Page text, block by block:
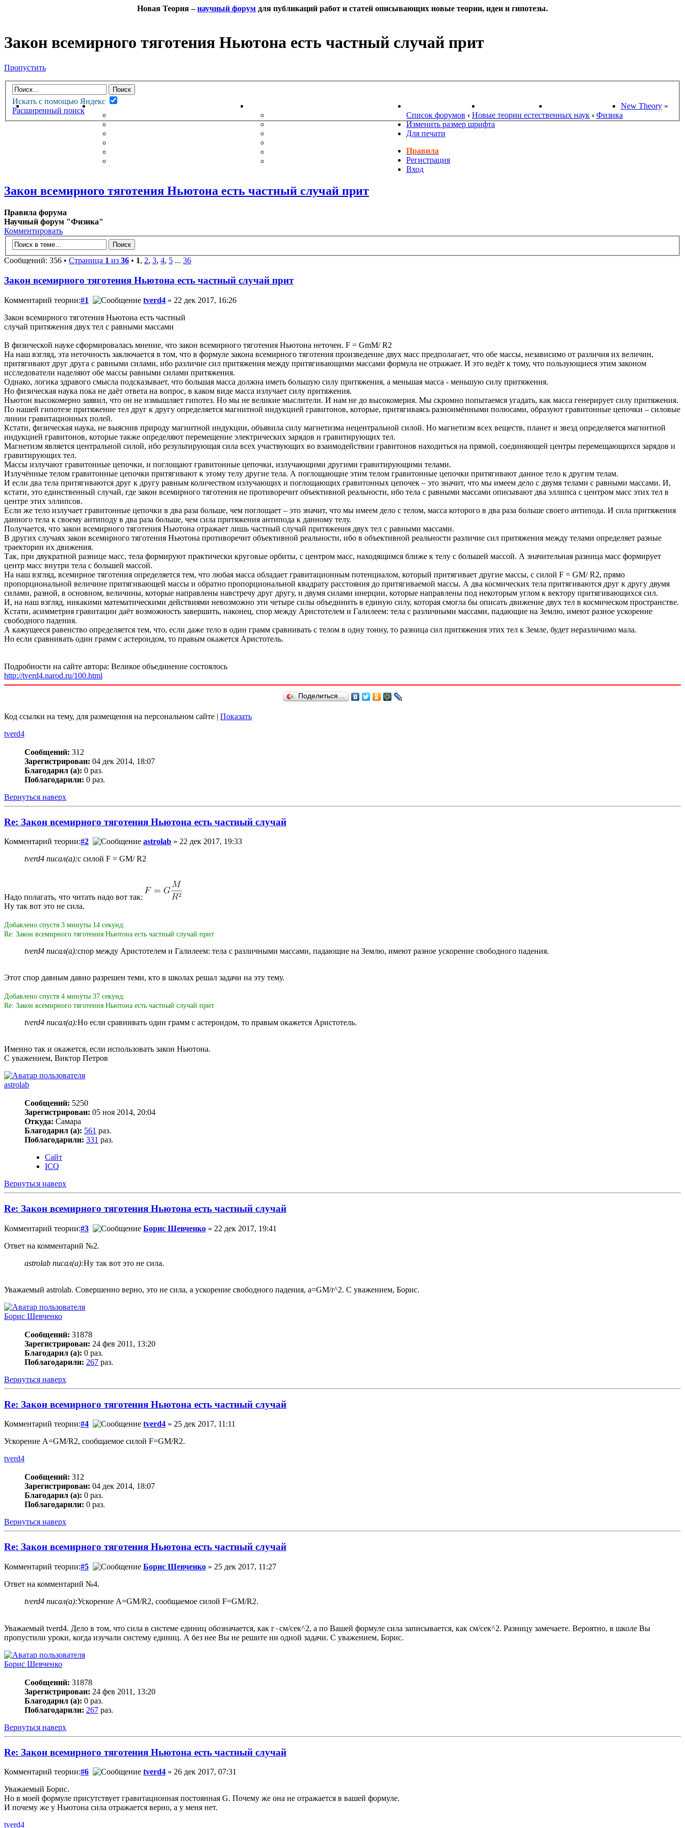
Новая Теория –научный форум для публикаций работ и статей описывающих новые теории, идеи и гипотезы.
Закон всемирного тяготения Ньютона есть частный случай прит
Пропустить
Искать с помощью Яндекс
Расширенный поиск
НОВАЯ ТЕОРИЯФОРУМ
НЕПРОЧИТАННЫЕ СООБЩЕНИЯ
ПОЖЕЛАНИЯ
НОВОСТИ НАУКИ ПОИСК ТЕОРИЙ СТАРЫЙ ПОРТАЛ New Theory »
Список форумов ‹ Новые теории естественных наук ‹ Физика
Изменить размер шрифта
Для печати
Правила
Регистрация
Вход
Закон всемирного тяготения Ньютона есть частный случай прит
Правила форума
Научный форум "Физика"
Комментировать
Сообщений: 356 • Страница 1 из 36 • 1, 2, 3, 4, 5 ... 36
Закон всемирного тяготения Ньютона есть частный случай прит
Комментарий теории:#1 tverd4 » 22 дек 2017, 16:26
Закон всемирного тяготения Ньютона есть частный
случай притяжения двух тел с равными массами
В физической науке сформировалась мнение, что закон всемирного тяготения Ньютона неточен. F = GmM/ R2
На наш взгляд, эта неточность заключается в том, что в формуле закона всемирного тяготения произведение двух масс предполагает, что обе массы, независимо от различия их величин,
притягивают друг друга с равными силами, ибо различие сил притяжения между притягивающими массами формула не отражает. И это ведёт к тому, что пользующиеся этим законом
исследователи наделяют обе массы равными силами притяжения.
Однако, логика здравого смысла подсказывает, что большая масса должна иметь большую силу притяжения, а меньшая масса - меньшую силу притяжения.
Но физическая наука пока не даёт ответа на вопрос, в каком виде масса излучает силу притяжения.
Ньютон высокомерно заявил, что он не измышляет гипотез. Но мы не великие мыслители. И нам не до высокомерия. Мы скромно попытаемся угадать, как масса генерирует силу притяжения.
По нашей гипотезе притяжение тел друг к другу определяется магнитной индукцией гравитонов, которые, притягиваясь разноимёнными полюсами, образуют гравитонные цепочки – силовые
линии гравитационных полей.
Кстати, физическая наука, не выяснив природу магнитной индукции, объявила силу магнетизма нецентральной силой. Но магнетизм всех веществ, планет и звезд определяется магнитной
индукцией гравитонов, которые также определяют перемещение электрических зарядов и гравитирующих тел.
Магнетизм является центральной силой, ибо результирующая сила всех участвующих во взаимодействии гравитонов находиться на прямой, соединяющей центры перемещающихся зарядов и
гравитирующих тел.
Массы излучают гравитонные цепочки, и поглощают гравитонные цепочки, излучающими другими гравитирующими телами.
Излучённые телом гравитонные цепочки притягивают к этому телу другие тела. А поглощающие этим телом гравитонные цепочки притягивают данное тело к другим телам.
И если два тела притягиваются друг к другу равным количеством излучающих и поглощающих гравитонных цепочек – это значит, что мы имеем дело с двумя телами с равными массами. И,
кстати, это единственный случай, где закон всемирного тяготения не противоречит объективной реальности, ибо тела с равными массами описывают два эллипса с центром масс этих тел в
центре этих эллипсов.
Если же тело излучает гравитонные цепочки в два раза больше, чем поглощает – это значит, что мы имеем дело с телом, масса которого в два раза больше своего антипода. И сила притяжения
данного тела к своему антиподу в два раза больше, чем сила притяжения антипода к данному телу.
Получается, что закон всемирного тяготения Ньютона отражает лишь частный случай притяжения двух тел с равными массами.
В других случаях закон всемирного тяготения Ньютона противоречит объективной реальности, ибо в объективной реальности различие сил притяжения между телами определяет разные
траектории их движения.
Так, при двукратной разнице масс, тела формируют практически круговые орбиты, с центром масс, находящимся ближе к телу с большей массой. А значительная разница масс формирует
центр масс внутри тела с большей массой.
На наш взгляд, всемирное тяготения определяется тем, что любая масса обладает гравитационным потенциалом, который притягивает другие массы, с силой F = GM/ R2, прямо
пропорциональной величине притягивающей массы и обратно пропорциональной квадрату расстояния до притягиваемой массы. А два космических тела притягиваются друг к другу двумя
силами, разной, в основном, величины, которые направлены навстречу друг другу, и двумя силами инерции, которые направлены под некоторым углом к вектору притягивающихся сил.
И, на наш взгляд, никакими математическими действиями невозможно эти четыре силы объединить в единую силу, которая смогла бы описать движение двух тел в космическом пространстве.
Кстати, асимметрия гравитации даёт возможность завершить, наконец, спор между Аристотелем и Галилеем: тела с различными массами, падающие на Землю, имеют разное ускорение
свободного падения.
А кажущееся равенство определяется тем, что, если даже тело в один грамм сравнивать с телом в одну тонну, то разница сил притяжения этих тел к Земле, будет неразличимо мала.
Но если сравнивать один грамм с астероидом, то правым окажется Аристотель.
Подробности на сайте автора: Великое объединение состоялось
http://tverd4.narod.ru/100.html
Поделиться…
Код ссылки на тему, для размещения на персональном сайте | Показать
tverd4
Сообщений: 312
Зарегистрирован: 04 дек 2014, 18:07
Благодарил (а): 0 раз.
Поблагодарили: 0 раз.
Вернуться наверх
Re: Закон всемирного тяготения Ньютона есть частный случай
Комментарий теории:#2 astrolab » 22 дек 2017, 19:33
tverd4 писал(а):с силой F = GM/ R2
Надо полагать, что читать надо вот так:
Ну так вот это не сила.
Добавлено спустя 3 минуты 14 секунд:
Re: Закон всемирного тяготения Ньютона есть частный случай прит
tverd4 писал(а):спор между Аристотелем и Галилеем: тела с различными массами, падающие на Землю, имеют разное ускорение свободного падения.
Этот спор давным давно разрешен теми, кто в школах решал задачи на эту тему.
Добавлено спустя 4 минуты 37 секунд:
Re: Закон всемирного тяготения Ньютона есть частный случай прит
tverd4 писал(а):Но если сравнивать один грамм с астероидом, то правым окажется Аристотель.
Именно так и окажется, если использовать закон Ньютона.
С уважением, Виктор Петров
astrolab
Сообщений: 5250
Зарегистрирован: 05 ноя 2014, 20:04
Откуда: Самара
Благодарил (а): 561 раз.
Поблагодарили: 331 раз.
Сайт
ICQ
Вернуться наверх
Re: Закон всемирного тяготения Ньютона есть частный случай
Комментарий теории:#3 Борис Шевченко » 22 дек 2017, 19:41
Ответ на комментарий №2.
astrolab писал(а):Ну так вот это не сила.
Уважаемый astrolab. Совершенно верно, это не сила, а ускорение свободного падения, a=GM/r^2. С уважением, Борис.
Борис Шевченко
Сообщений: 31878
Зарегистрирован: 24 фев 2011, 13:20
Благодарил (а): 0 раз.
Поблагодарили: 267 раз.
Вернуться наверх
Re: Закон всемирного тяготения Ньютона есть частный случай
Комментарий теории:#4 tverd4 » 25 дек 2017, 11:11
Ускорение A=GM/R2, сообщаемое силой F=GM/R2.
tverd4
Сообщений: 312
Зарегистрирован: 04 дек 2014, 18:07
Благодарил (а): 0 раз.
Поблагодарили: 0 раз.
Вернуться наверх
Re: Закон всемирного тяготения Ньютона есть частный случай
Комментарий теории:#5 Борис Шевченко » 25 дек 2017, 11:27
Ответ на комментарий №4.
tverd4 писал(а):Ускорение A=GM/R2, сообщаемое силой F=GM/R2.
Уважаемый tverd4. Дело в том, что сила в системе единиц обозначается, как г٠см/сек^2, а по Вашей формуле сила записывается, как см/сек^2. Разницу замечаете. Вероятно, в школе Вы
пропустили уроки, когда изучали систему единиц. А без нее Вы не решите ни одной задачи. С уважением, Борис.
Борис Шевченко
Сообщений: 31878
Зарегистрирован: 24 фев 2011, 13:20
Благодарил (а): 0 раз.
Поблагодарили: 267 раз.
Вернуться наверх
Re: Закон всемирного тяготения Ньютона есть частный случай
Комментарий теории:#6 tverd4 » 26 дек 2017, 07:31
Уважаемый Борис.
Но в моей формуле присутствует гравитационная постоянная G. Почему же она не отражается в вашей формуле.
И почему же у Ньютона сила отражается верно, а у меня нет.
tverd4